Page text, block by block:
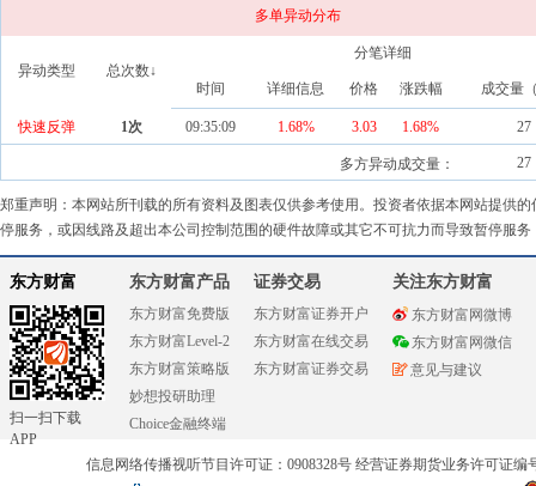
多单异动分布
异动类型 总次数↓
分笔详细
时间 详细信息 价格 涨跌幅 成交量
快速反弹 1次 09:35:09 1.68% 3.03 1.68% 27
多方异动成交量： 27
郑重声明：本网站所刊载的所有资料及图表仅供参考使用。投资者依据本网站提供
停服务，或因线路及超出本公司控制范围的硬件故障或其它不可抗力而导致暂停服
东方财富
扫一扫下载
APP
东方财富产品
东方财富免费版
东方财富Level-2
东方财富策略版
妙想投研助理
Choice金融终端
证券交易
东方财富证券开户
东方财富在线交易
东方财富证券交易
关注东方财富
东方财富网微博
东方财富网微信
意见与建议
信息网络传播视听节目许可证：0908328号 经营证券期货业务许可证编